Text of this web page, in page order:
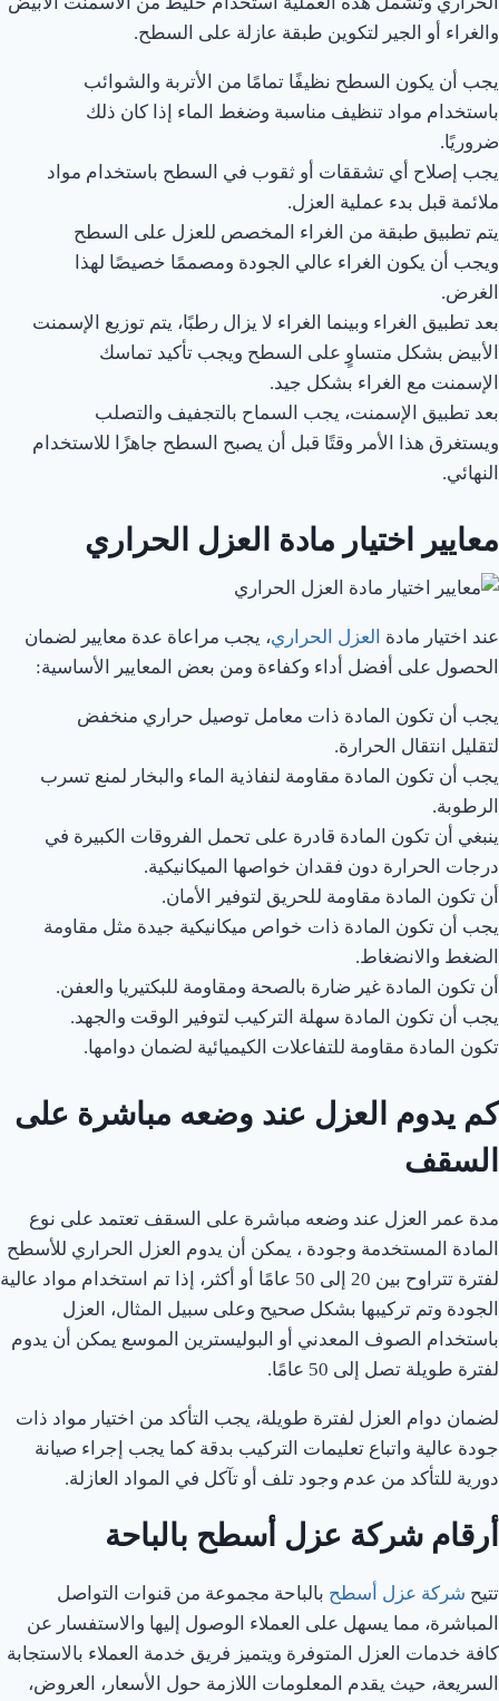
والغراء أو الجير لتكوين طبقة عازلة على السطح.
يجب أن يكون السطح نظيفًا تمامًا من الأتربة والشوائب
باستخدام مواد تنظيف مناسبة وضغط الماء إذا كان ذلك
ضروريًا.
يجب إصلاح أي تشققات أو ثقوب في السطح باستخدام مواد
ملائمة قبل بدء عملية العزل.
يتم تطبيق طبقة من الغراء المخصص للعزل على السطح
ويجب أن يكون الغراء عالي الجودة ومصممًا خصيصًا لهذا
الغرض.
بعد تطبيق الغراء وبينما الغراء لا يزال رطبًا، يتم توزيع الإسمنت
الأبيض بشكل متساوٍ على السطح ويجب تأكيد تماسك
الإسمنت مع الغراء بشكل جيد.
بعد تطبيق الإسمنت، يجب السماح بالتجفيف والتصلب
ويستغرق هذا الأمر وقتًا قبل أن يصبح السطح جاهزًا للاستخدام
النهائي.
معايير اختيار مادة العزل الحراري
عند اختيار مادة العزل الحراري، يجب مراعاة عدة معايير لضمان
الحصول على أفضل أداء وكفاءة ومن بعض المعايير الأساسية:
يجب أن تكون المادة ذات معامل توصيل حراري منخفض
لتقليل انتقال الحرارة.
يجب أن تكون المادة مقاومة لنفاذية الماء والبخار لمنع تسرب
الرطوبة.
ينبغي أن تكون المادة قادرة على تحمل الفروقات الكبيرة في
درجات الحرارة دون فقدان خواصها الميكانيكية.
أن تكون المادة مقاومة للحريق لتوفير الأمان.
يجب أن تكون المادة ذات خواص ميكانيكية جيدة مثل مقاومة
الضغط والانضغاط.
أن تكون المادة غير ضارة بالصحة ومقاومة للبكتيريا والعفن.
يجب أن تكون المادة سهلة التركيب لتوفير الوقت والجهد.
تكون المادة مقاومة للتفاعلات الكيميائية لضمان دوامها.
كم يدوم العزل عند وضعه مباشرة على
السقف
مدة عمر العزل عند وضعه مباشرة على السقف تعتمد على نوع
المادة المستخدمة وجودة ، يمكن أن يدوم العزل الحراري للأسطح
لفترة تتراوح بين 20 إلى 50 عامًا أو أكثر، إذا تم استخدام مواد عالية
الجودة وتم تركيبها بشكل صحيح وعلى سبيل المثال، العزل
باستخدام الصوف المعدني أو البوليسترين الموسع يمكن أن يدوم
لفترة طويلة تصل إلى 50 عامًا.
لضمان دوام العزل لفترة طويلة، يجب التأكد من اختيار مواد ذات
جودة عالية واتباع تعليمات التركيب بدقة كما يجب إجراء صيانة
دورية للتأكد من عدم وجود تلف أو تآكل في المواد العازلة.
أرقام شركة عزل أسطح بالباحة
تتيح شركة عزل أسطح بالباحة مجموعة من قنوات التواصل
المباشرة، مما يسهل على العملاء الوصول إليها والاستفسار عن
كافة خدمات العزل المتوفرة ويتميز فريق خدمة العملاء بالاستجابة
السريعة، حيث يقدم المعلومات اللازمة حول الأسعار، العروض،